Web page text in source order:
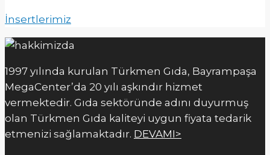
İnsertlerimiz
1997 yılında kurulan Türkmen Gıda, Bayrampaşa
MegaCenter’da 20 yılı aşkındır hizmet
vermektedir. Gıda sektöründe adını duyurmuş
olan Türkmen Gıda kaliteyi uygun fiyata tedarik
etmenizi sağlamaktadır. DEVAMI>